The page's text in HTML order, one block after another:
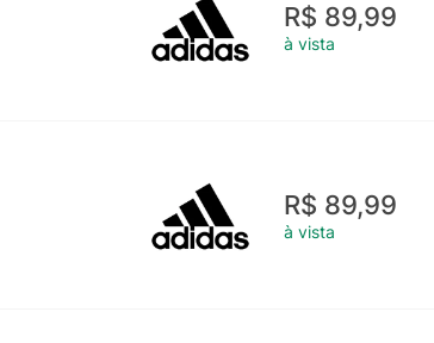
R$ 89,99
à vista
R$ 89,99
à vista